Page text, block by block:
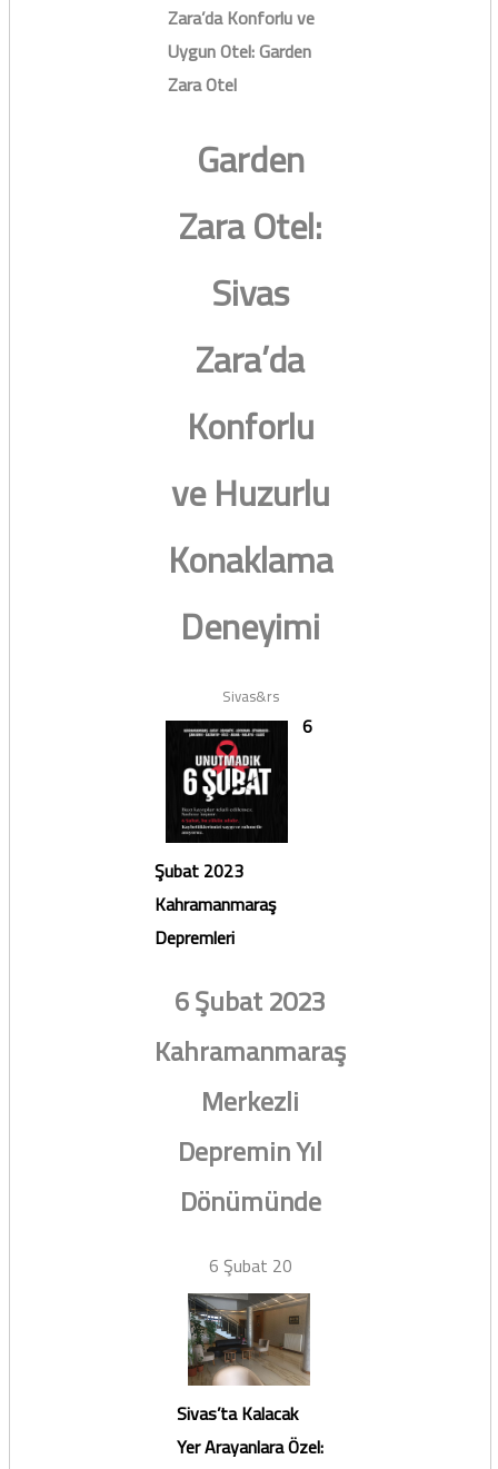
Zara’da Konforlu ve
Uygun Otel: Garden
Zara Otel
Garden
Zara Otel:
Sivas
Zara’da
Konforlu
ve Huzurlu
Konaklama
Deneyimi
Sivas&rs
6
Şubat 2023
Kahramanmaraş
Depremleri
6 Şubat 2023
Kahramanmaraş
Merkezli
Depremin Yıl
Dönümünde
6 Şubat 20
Sivas’ta Kalacak
Yer Arayanlara Özel: